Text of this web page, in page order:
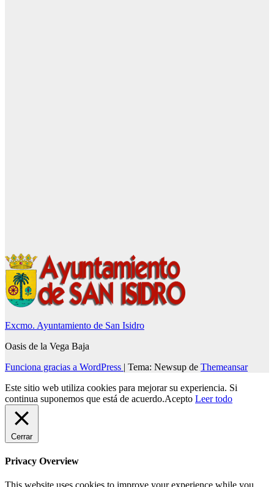
Excmo. Ayuntamiento de San Isidro
Oasis de la Vega Baja
Funciona gracias a WordPress | Tema: Newsup de Themeansar
Este sitio web utiliza cookies para mejorar su experiencia. Si
continua suponemos que está de acuerdo.Acepto Leer todo
Cerrar
Privacy Overview